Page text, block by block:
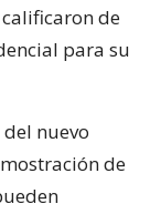
de
para su
nuevo
de